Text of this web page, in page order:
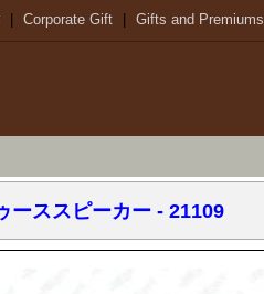
Corporate Gift Gifts and Premiums
ーススピーカー - 21109